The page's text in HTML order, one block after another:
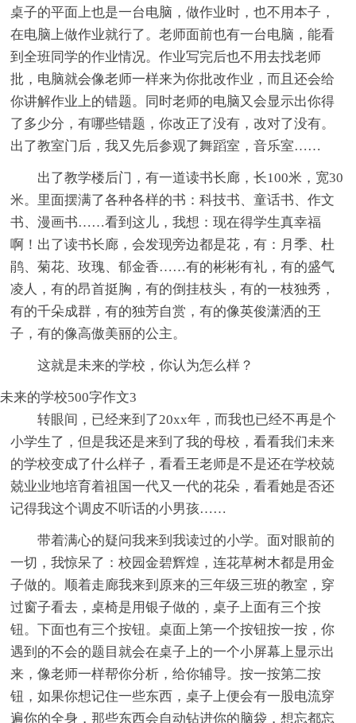
桌子的平面上也是一台电脑，做作业时，也不用本子，
在电脑上做作业就行了。老师面前也有一台电脑，能看
到全班同学的作业情况。作业写完后也不用去找老师
批，电脑就会像老师一样来为你批改作业，而且还会给
你讲解作业上的错题。同时老师的电脑又会显示出你得
了多少分，有哪些错题，你改正了没有，改对了没有。
出了教室门后，我又先后参观了舞蹈室，音乐室……
出了教学楼后门，有一道读书长廊，长100米，宽30
米。里面摆满了各种各样的书：科技书、童话书、作文
书、漫画书……看到这儿，我想：现在得学生真幸福
啊！出了读书长廊，会发现旁边都是花，有：月季、杜
鹃、菊花、玫瑰、郁金香……有的彬彬有礼，有的盛气
凌人，有的昂首挺胸，有的倒挂枝头，有的一枝独秀，
有的千朵成群，有的独芳自赏，有的像英俊潇洒的王
子，有的像高傲美丽的公主。
这就是未来的学校，你认为怎么样？
未来的学校500字作文3
转眼间，已经来到了20xx年，而我也已经不再是个
小学生了，但是我还是来到了我的母校，看看我们未来
的学校变成了什么样子，看看王老师是不是还在学校兢
兢业业地培育着祖国一代又一代的花朵，看看她是否还
记得我这个调皮不听话的小男孩……
带着满心的疑问我来到我读过的小学。面对眼前的
一切，我惊呆了：校园金碧辉煌，连花草树木都是用金
子做的。顺着走廊我来到原来的三年级三班的教室，穿
过窗子看去，桌椅是用银子做的，桌子上面有三个按
钮。下面也有三个按钮。桌面上第一个按钮按一按，你
遇到的不会的题目就会在桌子上的一个小屏幕上显示出
来，像老师一样帮你分析，给你辅导。按一按第二按
钮，如果你想记住一些东西，桌子上便会有一股电流穿
遍你的全身，那些东西会自动钻进你的脑袋，想忘都忘